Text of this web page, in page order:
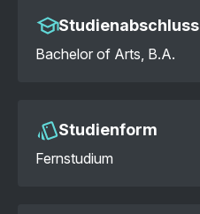
Studienabschluss
Bachelor of Arts, B.A.
Studienform
Fernstudium